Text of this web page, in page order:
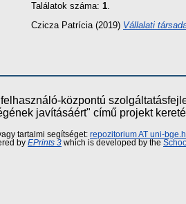
Találatok száma: 1.
Czicza Patrícia (2019) Vállalati
központú
javításáért" című projekt
tartalmi segítséget: repozitorium AT uni-
by EPrints 3 which is developed by the